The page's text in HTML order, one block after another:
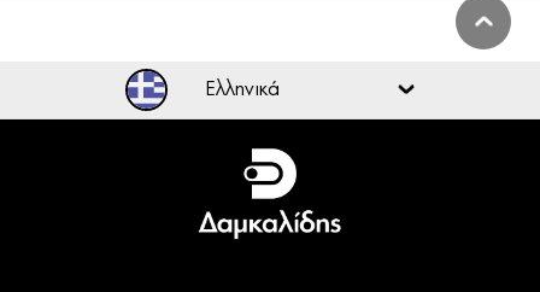
Ελληνικά
Ελληνικά
English